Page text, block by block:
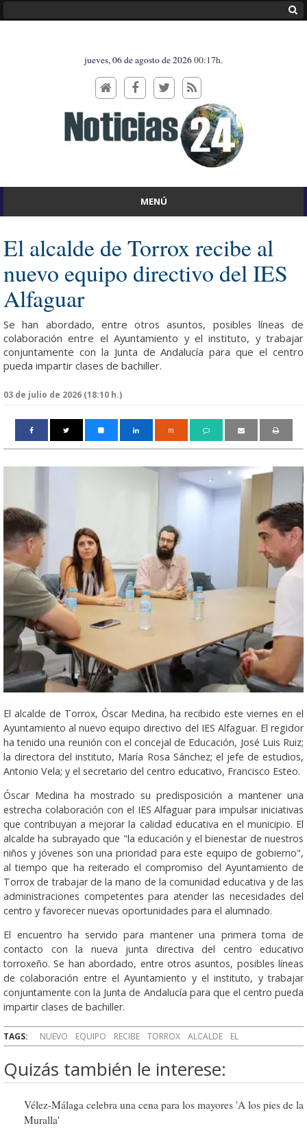
jueves, 06 de agosto de 202600:17h.
MENÚ
El alcalde de Torrox recibe al
nuevo equipo directivo del IES
Alfaguar
Se han abordado, entre otros asuntos, posibles líneas de
colaboración entre el Ayuntamiento y el instituto, y trabajar
conjuntamente con la Junta de Andalucía para que el centro
pueda impartir clases de bachiller.
03 de julio de 2026 (18:10 h.)
m
El alcalde de Torrox, Óscar Medina, ha recibido este viernes en el
Ayuntamiento al nuevo equipo directivo del IES Alfaguar. El regidor
ha tenido una reunión con el concejal de Educación, José Luis Ruiz;
la directora del instituto, María Rosa Sánchez; el jefe de estudios,
Antonio Vela; y el secretario del centro educativo, Francisco Esteo.
Óscar Medina ha mostrado su predisposición a mantener una
estrecha colaboración con el IES Alfaguar para impulsar iniciativas
que contribuyan a mejorar la calidad educativa en el municipio. El
alcalde ha subrayado que "la educación y el bienestar de nuestros
niños y jóvenes son una prioridad para este equipo de gobierno",
al tiempo que ha reiterado el compromiso del Ayuntamiento de
Torrox de trabajar de la mano de la comunidad educativa y de las
administraciones competentes para atender las necesidades del
centro y favorecer nuevas oportunidades para el alumnado.
El encuentro ha servido para mantener una primera toma de
contacto con la nueva junta directiva del centro educativo
torroxeño. Se han abordado, entre otros asuntos, posibles líneas
de colaboración entre el Ayuntamiento y el instituto, y trabajar
conjuntamente con la Junta de Andalucía para que el centro pueda
impartir clases de bachiller.
TAGS: NUEVO EQUIPO RECIBE TORROX ALCALDE EL
Quizás también le interese:
Vélez-Málaga celebra una cena para los mayores 'A los pies de la
Muralla'